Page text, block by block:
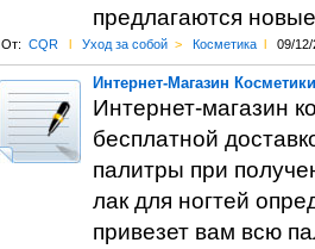
предлагаются
От: CQR l Уход за собой > Косметика l 09/12/
Интернет-Магазин
Интернет-магазин
бесплатной
палитры при
лак для ногтей
привезет вам всю